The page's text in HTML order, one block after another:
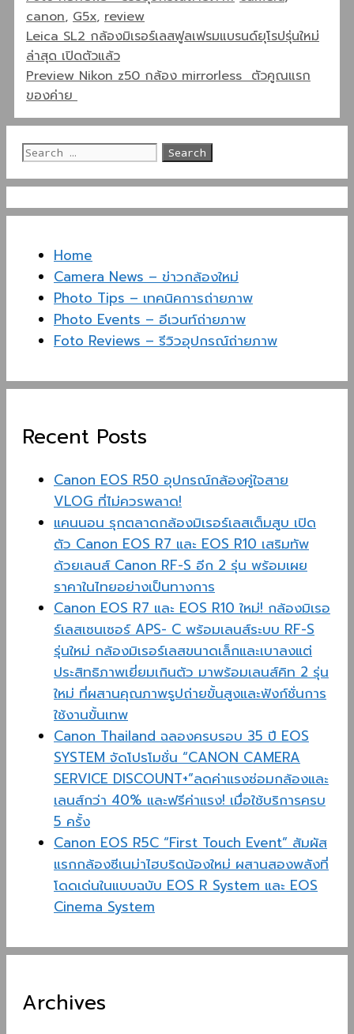
canon, G5x, review
Leica SL2 กล้องมิเรอร์เลสฟูลเฟรมแบรนด์ยุโรปรุ่นใหม่
ล่าสุด เปิดตัวแล้ว
Preview Nikon z50 กล้อง mirrorless ตัวคูณแรก
ของค่าย
Search
Home
Camera News – ข่าวกล้องใหม่
Photo Tips – เทคนิคการถ่ายภาพ
Photo Events – อีเวนท์ถ่ายภาพ
Foto Reviews – รีวิวอุปกรณ์ถ่ายภาพ
Recent Posts
Canon EOS R50 อุปกรณ์กล้องคู่ใจสาย
VLOG ที่ไม่ควรพลาด!
แคนนอน รุกตลาดกล้องมิเรอร์เลสเต็มสูบ เปิด
ตัว Canon EOS R7 และ EOS R10 เสริมทัพ
ด้วยเลนส์ Canon RF-S อีก 2 รุ่น พร้อมเผย
ราคาในไทยอย่างเป็นทางการ
Canon EOS R7 และ EOS R10 ใหม่! กล้องมิเรอ
ร์เลสเซนเซอร์ APS- C พร้อมเลนส์ระบบ RF-S
รุ่นใหม่ กล้องมิเรอร์เลสขนาดเล็กและเบาลงแต่
ประสิทธิภาพเยี่ยมเกินตัว มาพร้อมเลนส์คิท 2 รุ่น
ใหม่ ที่ผสานคุณภาพรูปถ่ายขั้นสูงและฟังก์ชั่นการ
ใช้งานขั้นเทพ
Canon Thailand ฉลองครบรอบ 35 ปี EOS
SYSTEM จัดโปรโมชั่น “CANON CAMERA
SERVICE DISCOUNT+”ลดค่าแรงซ่อมกล้องและ
เลนส์กว่า 40% และฟรีค่าแรง! เมื่อใช้บริการครบ
5 ครั้ง
Canon EOS R5C “First Touch Event” สัมผัส
แรกกล้องซีเนม่าไฮบริดน้องใหม่ ผสานสองพลังที่
โดดเด่นในแบบฉบับ EOS R System และ EOS
Cinema System
Archives